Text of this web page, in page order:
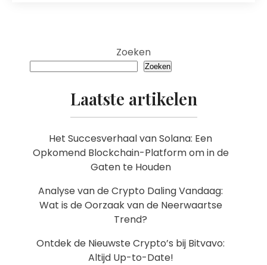
Zoeken
Zoeken
Laatste artikelen
Het Succesverhaal van Solana: Een
Opkomend Blockchain-Platform om in de
Gaten te Houden
Analyse van de Crypto Daling Vandaag:
Wat is de Oorzaak van de Neerwaartse
Trend?
Ontdek de Nieuwste Crypto’s bij Bitvavo:
Altijd Up-to-Date!